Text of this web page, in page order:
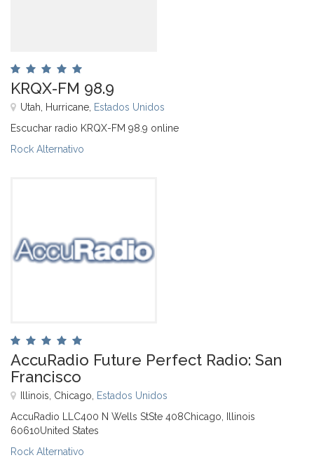
KRQX-FM 98.9
Utah, Hurricane, Estados Unidos
Escuchar radio KRQX-FM 98.9 online
Rock Alternativo
AccuRadio Future Perfect Radio: San
Francisco
Illinois, Chicago, Estados Unidos
AccuRadio LLC400 N Wells StSte 408Chicago, Illinois
60610United States
Rock Alternativo